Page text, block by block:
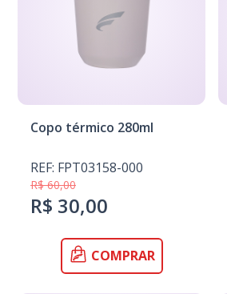
Copo térmico 280ml
REF: FPT03158-000
R$ 60,00
R$ 30,00
COMPRAR